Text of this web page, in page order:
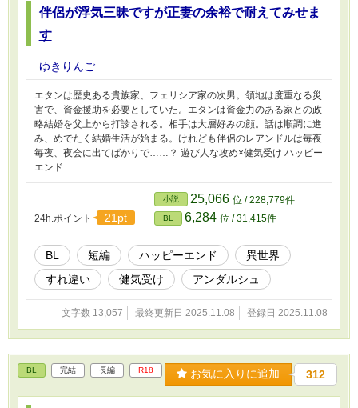
伴侶が浮気三昧ですが正妻の余裕で耐えてみせま
す
ゆきりんご
エタンは歴史ある貴族家、フェリシア家の次男。領地は度重なる災
害で、資金援助を必要としていた。エタンは資金力のある家との政
略結婚を父上から打診される。相手は大層好みの顔。話は順調に進
み、めでたく結婚生活が始まる。けれども伴侶のレアンドルは毎夜
毎夜、夜会に出てばかりで……？ 遊び人な攻め×健気受け ハッピー
エンド
24h.ポイント 21pt
小説 25,066 位 / 228,779件
BL 6,284 位 / 31,415件
BL 短編 ハッピーエンド
異世界
すれ違い
健気受け アンダルシュ
文字数 13,057 最終更新日 2025.11.08 登録日 2025.11.08
BL 完結 長編 R18 お気に入りに追加 312